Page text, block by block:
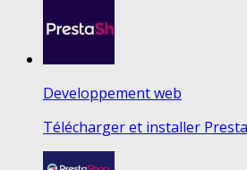
Developpement web
Télécharger et installer